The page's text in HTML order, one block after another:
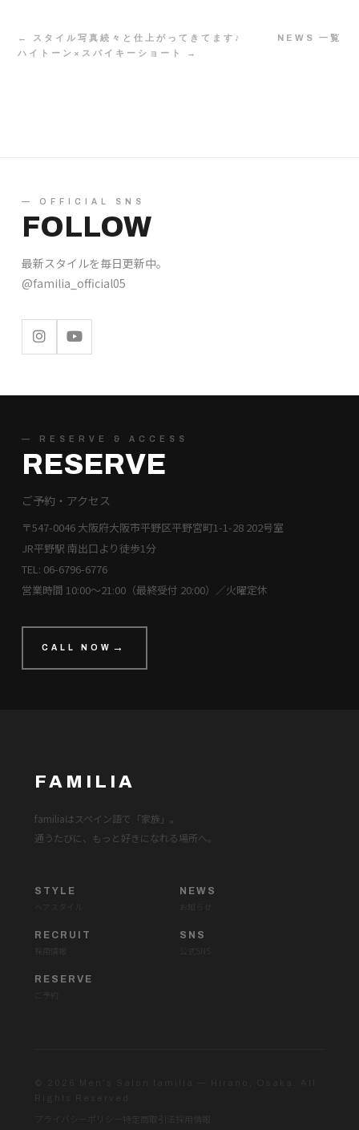
← スタイル写真続々と仕上がってきてます♪
NEWS 一覧
ハイトーン×スパイキーショート →
— OFFICIAL SNS
FOLLOW
最新スタイルを毎日更新中。
@familia_official05
— RESERVE & ACCESS
RESERVE
ご予約・アクセス
〒547-0046 大阪府大阪市平野区平野宮町1-1-28 202号室
JR平野駅 南出口より徒歩1分
TEL: 06-6796-6776
営業時間 10:00〜21:00（最終受付 20:00）／火曜定休
CALL NOW
FAMILIA
familiaはスペイン語で「家族」。
通うたびに、もっと好きになれる場所へ。
STYLE NEWS
RECRUIT SNS
RESERVE